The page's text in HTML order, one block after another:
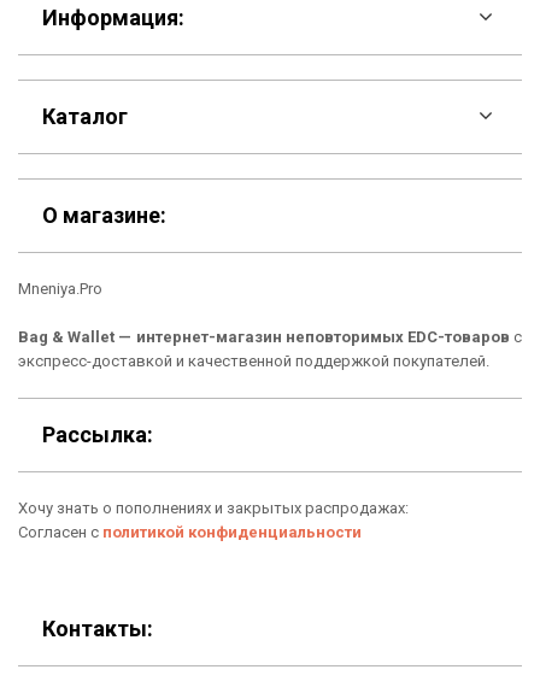
Информация:
F.A.Q
Контакты
Шоурум
Материалы
Подарочные сертификаты
О нас
Отзывы о Bag & Wallet
Гарантия
Условия возврата
Каталог
Скидки
Кошельки
Сумки
Новинки
Подарки
О магазине:
Mneniya.Pro
Bag & Wallet — интернет-магазин неповторимых EDC-товаров с
экспресс-доставкой и качественной поддержкой покупателей.
Рассылка:
Хочу знать о пополнениях и закрытых распродажах:
Согласен с политикой конфиденциальности
Контакты: